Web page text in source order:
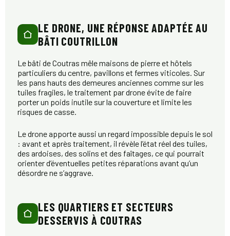
LE DRONE, UNE RÉPONSE ADAPTÉE AU
BÂTI COUTRILLON
Le bâti de Coutras mêle maisons de pierre et hôtels
particuliers du centre, pavillons et fermes viticoles. Sur
les pans hauts des demeures anciennes comme sur les
tuiles fragiles, le traitement par drone évite de faire
porter un poids inutile sur la couverture et limite les
risques de casse.
Le drone apporte aussi un regard impossible depuis le sol
: avant et après traitement, il révèle l’état réel des tuiles,
des ardoises, des solins et des faîtages, ce qui pourrait
orienter d’éventuelles petites réparations avant qu’un
désordre ne s’aggrave.
LES QUARTIERS ET SECTEURS
DESSERVIS À COUTRAS